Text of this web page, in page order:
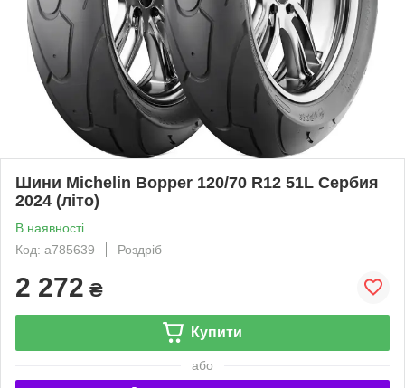
Шини Michelin Bopper 120/70 R12 51L Сербия
2024 (літо)
В наявності
Код: a785639
Роздріб
2 272 ₴
Купити
або